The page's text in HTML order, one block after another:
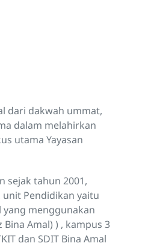
dari dakwah ummat,
dalam melahirkan
utama Yayasan
sejak tahun 2001,
unit Pendidikan yaitu
yang menggunakan
Amal) ) , kampus 3
dan SDIT Bina Amal